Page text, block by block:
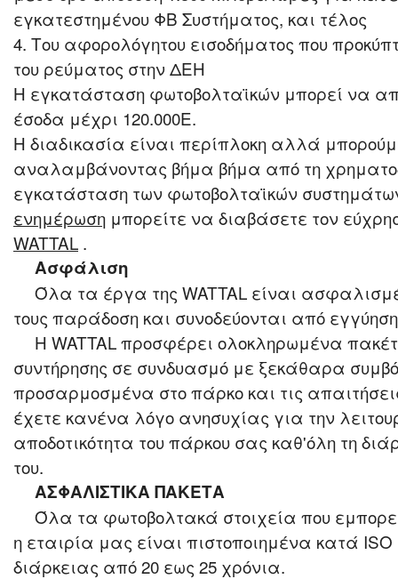
εγκατεστημένου ΦΒ Συστήματος, και τέλος
4. Του αφορολόγητου εισοδήματος που
του ρεύματος στην ΔΕΗ
Η εγκατάσταση φωτοβολταϊκών μπορεί να
έσοδα μέχρι 120.000Ε.
Η διαδικασία είναι περίπλοκη αλλά
αναλαμβάνοντας βήμα βήμα από τη
εγκατάσταση των φωτοβολταϊκών
ενημέρωση μπορείτε να διαβάσετε τον
WATTAL .
Ασφάλιση
Όλα τα έργα της WATTAL είναι
τους παράδοση και συνοδεύονται από
Η WATTAL προσφέρει ολοκληρωμένα
συντήρησης σε συνδυασμό με ξεκάθαρα
προσαρμοσμένα στο πάρκο και τις
έχετε κανένα λόγο ανησυχίας για την
αποδοτικότητα του πάρκου σας καθ'όλη τη
του.
ΑΣΦΑΛΙΣΤΙΚΑ ΠΑΚΕΤΑ
Όλα τα φωτοβολτακά στοιχεία που
η εταιρία μας είναι πιστοποιημένα κατά
διάρκειας από 20 εως 25 χρόνια.